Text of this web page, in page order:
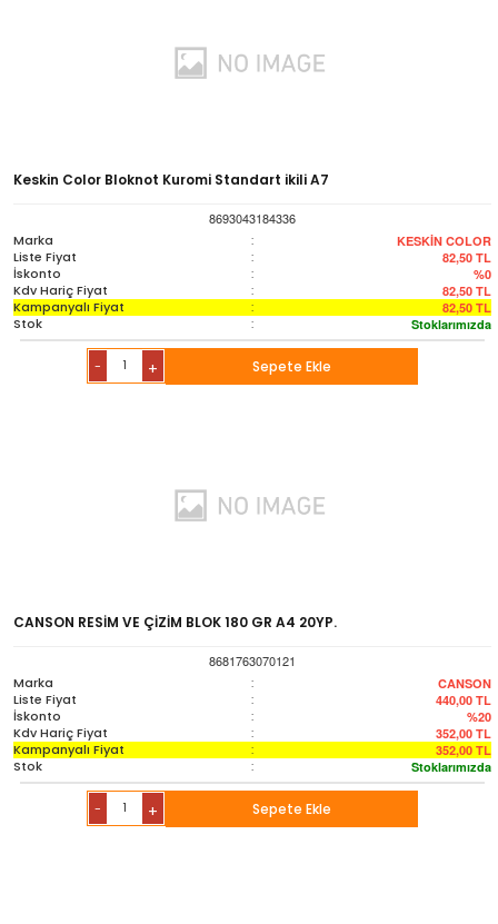
Keskin Color Bloknot Kuromi Standart ikili A7
8693043184336
Marka
: KESKİN COLOR
Liste Fiyat : 82,50 TL
İskonto : %0
Kdv Hariç Fiyat : 82,50 TL
Kampanyalı Fiyat : 82,50 TL
Stok : Stoklarımızda
- + Sepete Ekle
CANSON RESİM VE ÇİZİM BLOK 180 GR A4 20YP.
8681763070121
Marka
: CANSON
Liste Fiyat : 440,00 TL
İskonto : %20
Kdv Hariç Fiyat : 352,00 TL
Kampanyalı Fiyat : 352,00 TL
Stok : Stoklarımızda
- + Sepete Ekle